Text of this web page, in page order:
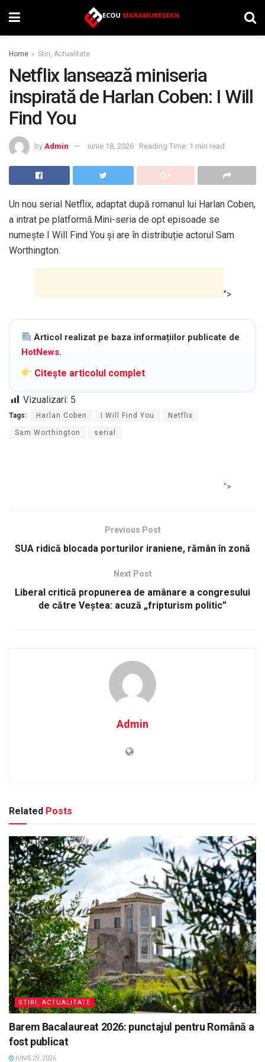
Home Stiri, Actualitate
Netflix lansează miniseria
inspirată de Harlan Coben: I Will
Find You
by Admin iunie 18, 2026 Reading Time: 1 min read
Un nou serial Netflix, adaptat după romanul lui Harlan Coben,
a intrat pe platformă.Mini-seria de opt episoade se
numește I Will Find You și are în distribuție actorul Sam
Worthington.
">
Articol realizat pe baza informațiilor publicate de
HotNews.
Citește articolul complet
Vizualizari: 5
Tags: Harlan Coben I Will Find You Netflix
Sam Worthington serial
">
Previous Post
SUA ridică blocada porturilor iraniene, rămân în zonă
Next Post
Liberal critică propunerea de amânare a congresului
de către Veștea: acuză „fripturism politic”
Admin
Related Posts
STIRI, ACTUALITATE
Barem Bacalaureat 2026: punctajul pentru Română a
fost publicat
IUNIE 29, 2026